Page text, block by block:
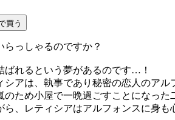
買う
らっしゃるのですか？
ばれるという夢があるのです…！
シアは、執事であり秘密の恋人のアル
ため小屋で一晩過ごすことになった
ら、レティシアはアルフォンスに身